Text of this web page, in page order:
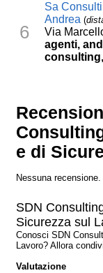
6
Sa
Andrea (
Via
agenti,
e di
Nessuna
SDN
Sicurezza sul
Conosci SDN
Lavoro? Allora
Valutazione